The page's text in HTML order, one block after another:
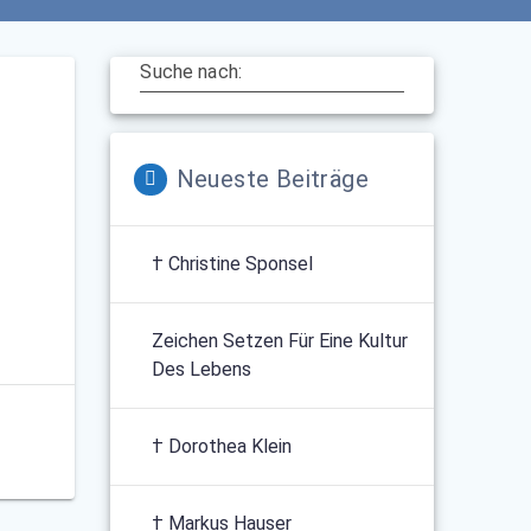
Suche nach:
Neueste Beiträge
† Christine Sponsel
Zeichen Setzen Für Eine Kultur
Des Lebens
† Dorothea Klein
† Markus Hauser